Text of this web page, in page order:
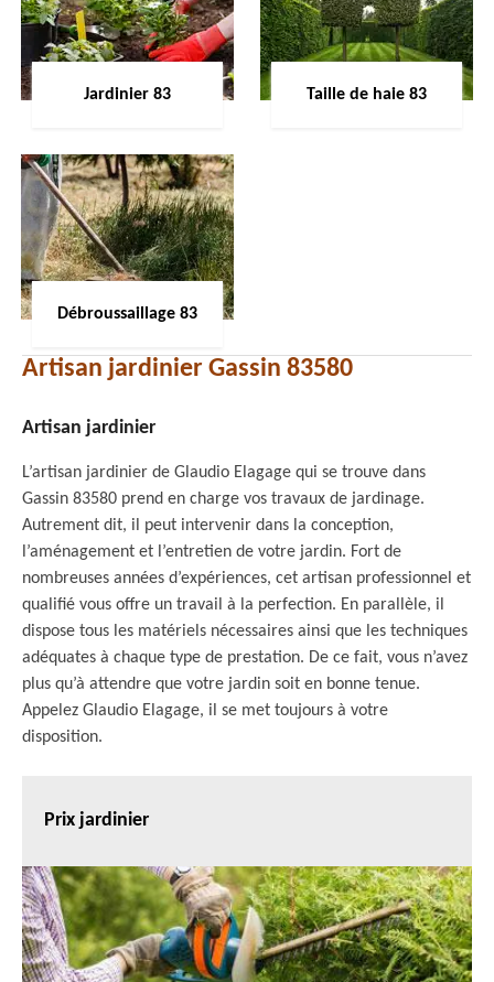
Jardinier 83 Taille de haie 83
Débroussaillage 83
Artisan jardinier Gassin 83580
Artisan jardinier
L’artisan jardinier de Glaudio Elagage qui se trouve dans
Gassin 83580 prend en charge vos travaux de jardinage.
Autrement dit, il peut intervenir dans la conception,
l’aménagement et l’entretien de votre jardin. Fort de
nombreuses années d’expériences, cet artisan professionnel et
qualifié vous offre un travail à la perfection. En parallèle, il
dispose tous les matériels nécessaires ainsi que les techniques
adéquates à chaque type de prestation. De ce fait, vous n’avez
plus qu’à attendre que votre jardin soit en bonne tenue.
Appelez Glaudio Elagage, il se met toujours à votre
disposition.
Prix jardinier